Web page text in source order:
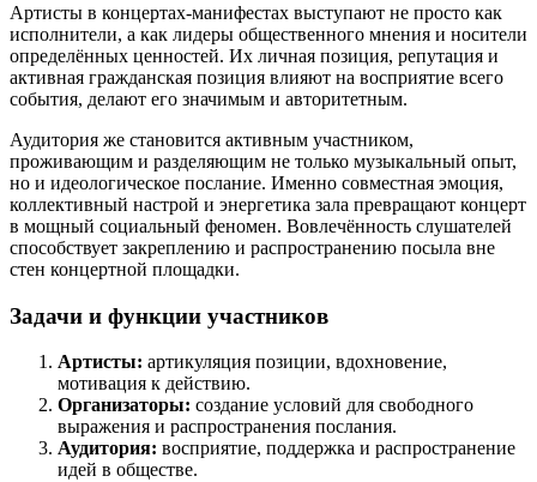
Артисты в концертах-манифестах выступают не просто как
исполнители, а как лидеры общественного мнения и носители
определённых ценностей. Их личная позиция, репутация и
активная гражданская позиция влияют на восприятие всего
события, делают его значимым и авторитетным.
Аудитория же становится активным участником,
проживающим и разделяющим не только музыкальный опыт,
но и идеологическое послание. Именно совместная эмоция,
коллективный настрой и энергетика зала превращают концерт
в мощный социальный феномен. Вовлечённость слушателей
способствует закреплению и распространению посыла вне
стен концертной площадки.
Задачи и функции участников
Артисты: артикуляция позиции, вдохновение,
мотивация к действию.
Организаторы: создание условий для свободного
выражения и распространения послания.
Аудитория: восприятие, поддержка и распространение
идей в обществе.